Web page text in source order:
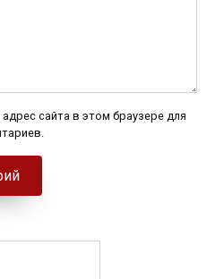
сайта в этом браузере для